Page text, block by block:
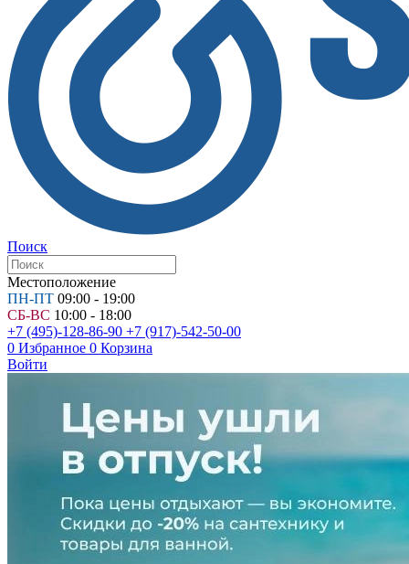
Поиск
Местоположение
ПН-ПТ 09:00 - 19:00
СБ-ВС 10:00 - 18:00
+7 (495)-128-86-90 +7 (917)-542-50-00
0 Избранное 0 Корзина
Войти